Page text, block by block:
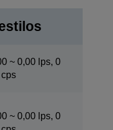
~ 0,00 lps, 0
~ 0,00 lps, 0